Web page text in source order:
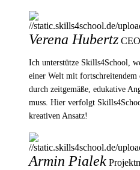
Verena Hubertz
Ich unterstütze Skills4School,
einer Welt mit fortschreitendem
durch zeitgemäße, edukative
muss. Hier verfolgt
kreativen Ansatz!
Armin Pialek